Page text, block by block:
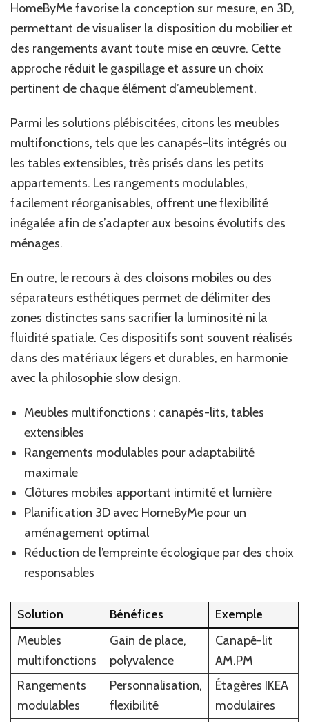
HomeByMe favorise la conception sur mesure, en 3D,
permettant de visualiser la disposition du mobilier et
des rangements avant toute mise en œuvre. Cette
approche réduit le gaspillage et assure un choix
pertinent de chaque élément d’ameublement.
Parmi les solutions plébiscitées, citons les meubles
multifonctions, tels que les canapés-lits intégrés ou
les tables extensibles, très prisés dans les petits
appartements. Les rangements modulables,
facilement réorganisables, offrent une flexibilité
inégalée afin de s’adapter aux besoins évolutifs des
ménages.
En outre, le recours à des cloisons mobiles ou des
séparateurs esthétiques permet de délimiter des
zones distinctes sans sacrifier la luminosité ni la
fluidité spatiale. Ces dispositifs sont souvent réalisés
dans des matériaux légers et durables, en harmonie
avec la philosophie slow design.
Meubles multifonctions : canapés-lits, tables
extensibles
Rangements modulables pour adaptabilité
maximale
Clôtures mobiles apportant intimité et lumière
Planification 3D avec HomeByMe pour un
aménagement optimal
Réduction de l’empreinte écologique par des choix
responsables
Solution Bénéfices
Exemple
Meubles
multifonctions
Gain de place,
polyvalence
Canapé-lit
AM.PM
Rangements
modulables
Personnalisation,
flexibilité
Étagères IKEA
modulaires